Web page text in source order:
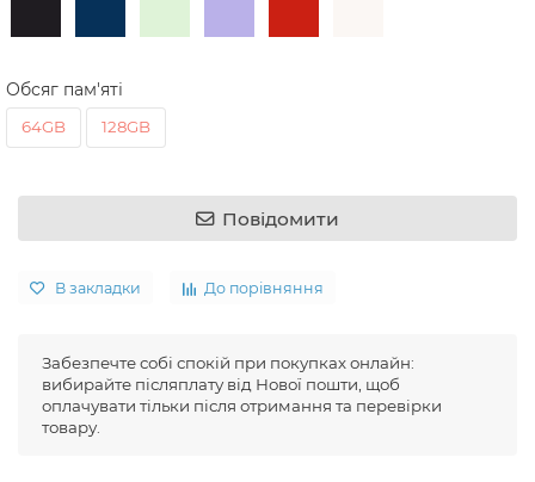
Обсяг пам'яті
64GB 128GB
Повідомити
В закладки До порівняння
Забезпечте собі спокій при покупках онлайн:
вибирайте післяплату від Нової пошти, щоб
оплачувати тільки після отримання та перевірки
товару.